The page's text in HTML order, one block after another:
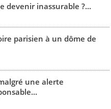
devenir inassurable ?...
parisien à un dôme de
une alerte